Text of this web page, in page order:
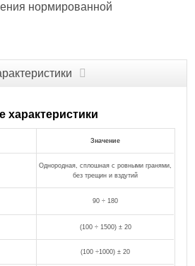
нормированной
характеристики
Значение
Однородная, сплошная с ровными гранями,
без трещин и вздутий
90 ÷ 180
(100 ÷ 1500) ± 20
(100 ÷1000) ± 20